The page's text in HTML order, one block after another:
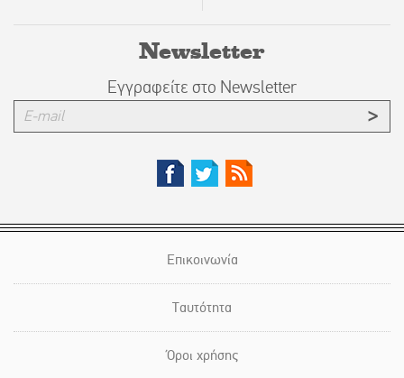
Newsletter
Εγγραφείτε στο Newsletter
Επικοινωνία
Ταυτότητα
Όροι χρήσης